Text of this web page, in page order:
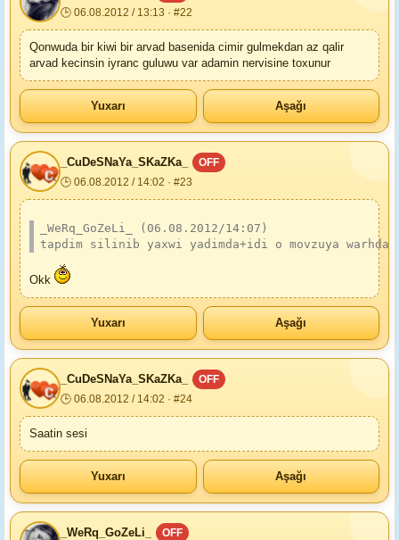
🕒 06.08.2012 / 13:13 · #22
Qonwuda bir kiwi bir arvad basenida cimir gulmekdan az qalir
arvad kecinsin iyranc guluwu var adamin nervisine toxunur
Yuxarı Aşağı
_CuDeSNaYa_SKaZKa_
OFF
🕒 06.08.2012 / 14:02 · #23
_WeRq_GoZeLi_ (06.08.2012/14:07)
tapdim silinib yaxwi yadimda+idi o movzuya warhda
Okk
Yuxarı Aşağı
_CuDeSNaYa_SKaZKa_
OFF
🕒 06.08.2012 / 14:02 · #24
Saatin sesi
Yuxarı Aşağı
_WeRq_GoZeLi_
OFF